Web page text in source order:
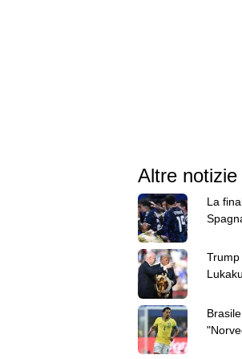
Altre
La